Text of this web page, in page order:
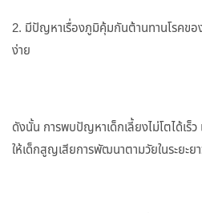
2. มีปัญหาเรื่องภูมิคุ้มกันต้านทานโรคขอ
ง่าย
ดังนั้น การพบปัญหาเด็กเลี้ยงไม่โตได้เร็
ให้เด็กสูญเสียการพัฒนาตามวัยในระยะย